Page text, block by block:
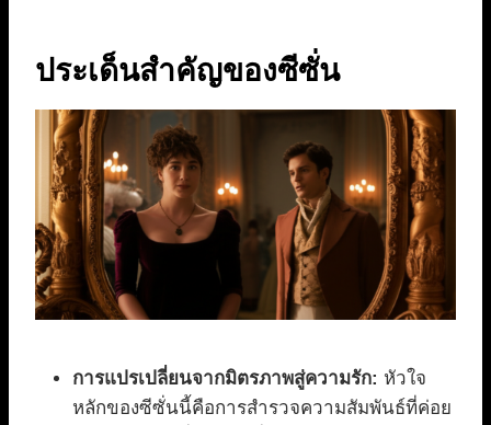
ประเด็นสำคัญของซีซั่น
การแปรเปลี่ยนจากมิตรภาพสู่ความรัก: หัวใจ
หลักของซีซั่นนี้คือการสำรวจความสัมพันธ์ที่ค่อย